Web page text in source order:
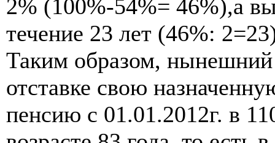
2% (100%-54%= 46%),а
течение 23 лет (46%:
Таким образом,
отставке свою
пенсию с 01.01.2012г. в